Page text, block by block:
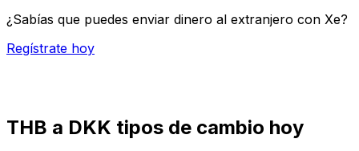
¿Sabías que puedes enviar dinero al extranjero con Xe?
Regístrate hoy
THB a DKK tipos de cambio hoy